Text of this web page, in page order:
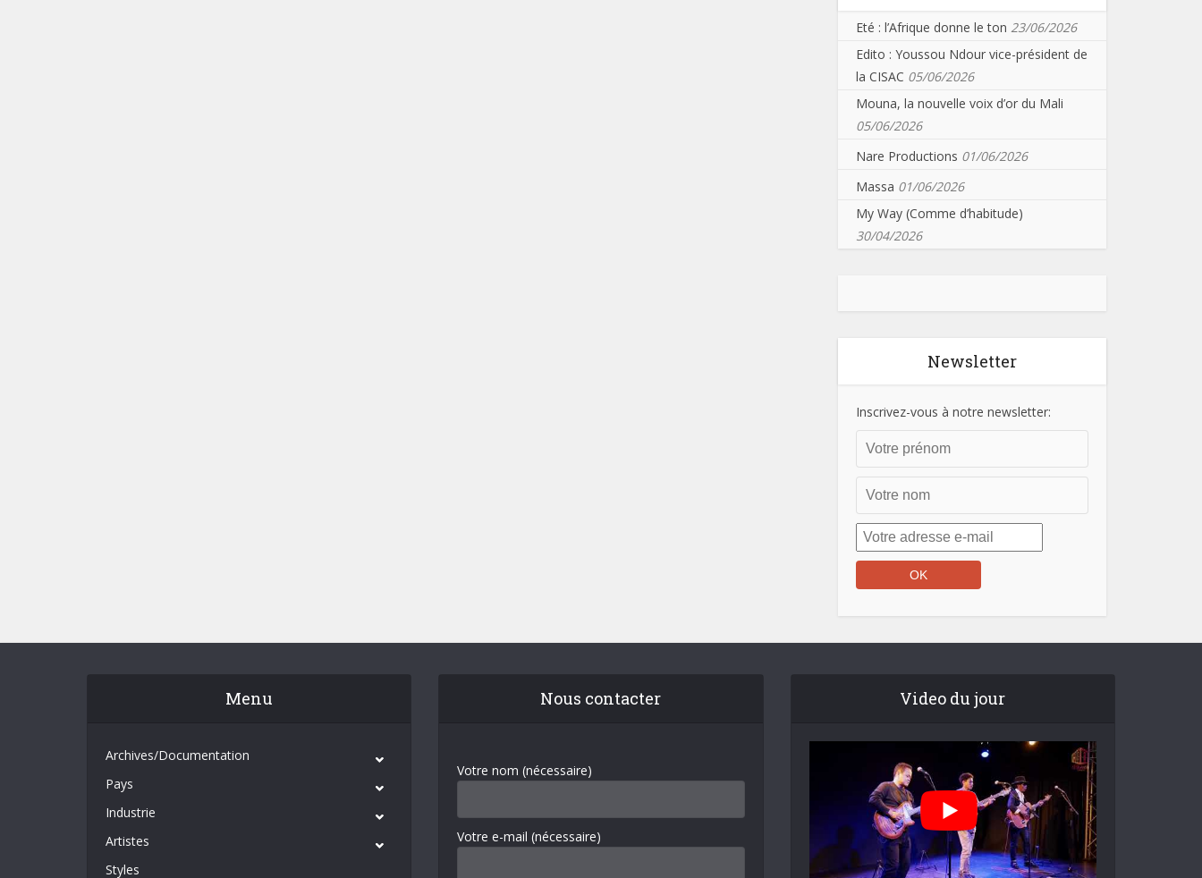
Eté : l’Afrique donne le ton 23/06/2026
Edito : Youssou Ndour vice-président de
la CISAC 05/06/2026
Mouna, la nouvelle voix d’or du Mali
05/06/2026
Nare Productions 01/06/2026
Massa 01/06/2026
My Way (Comme d’habitude)
30/04/2026
Newsletter
Inscrivez-vous à notre newsletter:
Menu
Archives/Documentation
Pays
Industrie
Artistes
Styles
Nous contacter
Votre nom (nécessaire)
Votre e-mail (nécessaire)
Video du jour